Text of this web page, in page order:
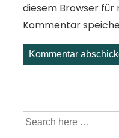
diesem Browser
Kommentar
Suche
nach: